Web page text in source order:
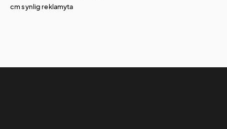
cm synlig reklamyta